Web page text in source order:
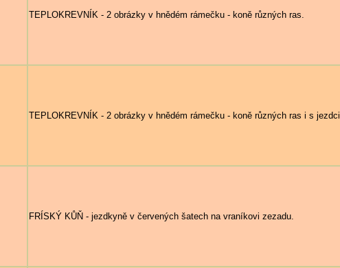
TEPLOKREVNÍK - 2 obrázky v hnědém rámečku - koně různých ras.
TEPLOKREVNÍK - 2 obrázky v hnědém rámečku - koně různých ras i s jezdci.
FRÍSKÝ KŮŇ - jezdkyně v červených šatech na vraníkovi zezadu.